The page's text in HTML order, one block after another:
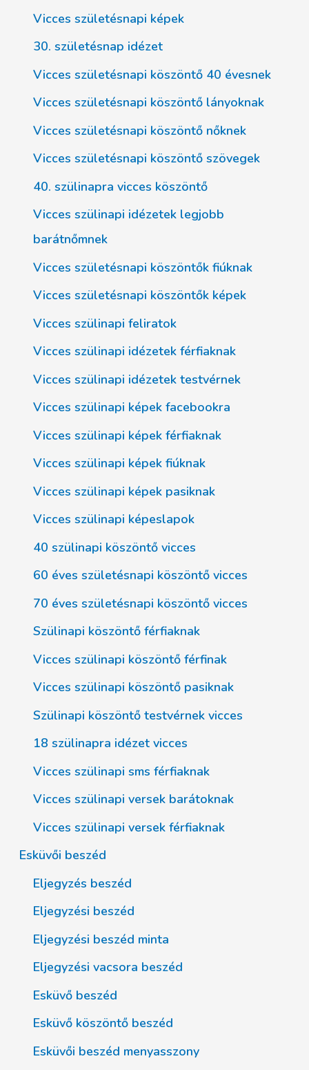
Vicces születésnapi képek
30. születésnap idézet
Vicces születésnapi köszöntő 40 évesnek
Vicces születésnapi köszöntő lányoknak
Vicces születésnapi köszöntő nőknek
Vicces születésnapi köszöntő szövegek
40. szülinapra vicces köszöntő
Vicces szülinapi idézetek legjobb
barátnőmnek
Vicces születésnapi köszöntők fiúknak
Vicces születésnapi köszöntők képek
Vicces szülinapi feliratok
Vicces szülinapi idézetek férfiaknak
Vicces szülinapi idézetek testvérnek
Vicces szülinapi képek facebookra
Vicces szülinapi képek férfiaknak
Vicces szülinapi képek fiúknak
Vicces szülinapi képek pasiknak
Vicces szülinapi képeslapok
40 szülinapi köszöntő vicces
60 éves születésnapi köszöntő vicces
70 éves születésnapi köszöntő vicces
Szülinapi köszöntő férfiaknak
Vicces szülinapi köszöntő férfinak
Vicces szülinapi köszöntő pasiknak
Szülinapi köszöntő testvérnek vicces
18 szülinapra idézet vicces
Vicces szülinapi sms férfiaknak
Vicces szülinapi versek barátoknak
Vicces szülinapi versek férfiaknak
Esküvői beszéd
Eljegyzés beszéd
Eljegyzési beszéd
Eljegyzési beszéd minta
Eljegyzési vacsora beszéd
Esküvő beszéd
Esküvő köszöntő beszéd
Esküvői beszéd menyasszony